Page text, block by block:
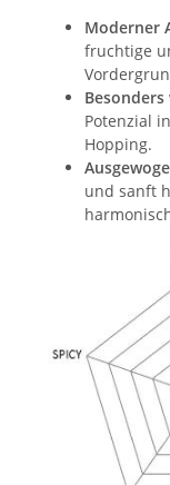
Moderner
fruchtige
Potenzial
Hopping.
und sanft